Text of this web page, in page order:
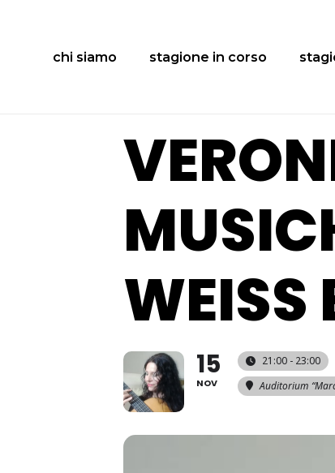
chi siamo stagione in corso
WEISS
15
NOV
21:00 - 23:00
Auditorium